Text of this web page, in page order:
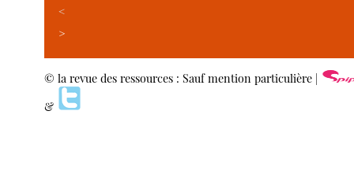
<
>
© la revue des ressources : Sauf mention particulière |
&